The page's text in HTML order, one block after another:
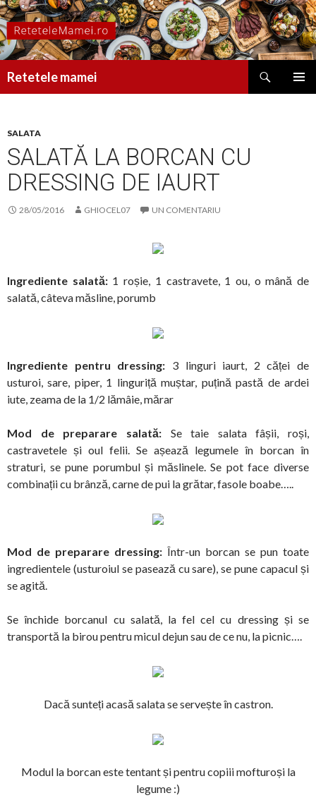
Retetele mamei
SALATA
SALATĂ LA BORCAN CU
DRESSING DE IAURT
28/05/2016 GHIOCEL07 UN COMENTARIU
Ingrediente salată:1 roșie, 1 castravete, 1 ou, o mână de
salată, câteva măsline, porumb
Ingrediente pentru dressing: 3 linguri iaurt, 2 căței de
usturoi, sare, piper, 1 linguriță muștar, puțină pastă de ardei
iute, zeama de la 1/2 lămâie, mărar
Mod de preparare salată:Se taie salata fâșii, roși,
castravetele și oul felii. Se așează legumele în borcan în
straturi, se pune porumbul și măslinele. Se pot face diverse
combinații cu brânză, carne de pui la grătar, fasole boabe…..
Mod de preparare dressing: Într-un borcan se pun toate
ingredientele (usturoiul se pasează cu sare), se pune capacul și
se agită.
Se închide borcanul cu salată, la fel cel cu dressing și se
transportă la birou pentru micul dejun sau de ce nu, la picnic….
Dacă sunteți acasă salata se servește în castron.
Modul la borcan este tentant și pentru copiii mofturoși la
legume :)